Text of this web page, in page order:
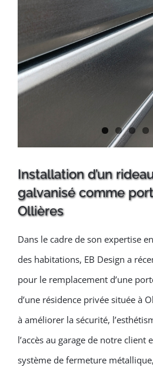
Installation d’un
galvanisé comme
Ollières
Dans le cadre de son expertise
des habitations, EB Design a
pour le remplacement d’une
d’une résidence privée située à
à améliorer la sécurité,
l’accès au garage de notre client
système de fermeture